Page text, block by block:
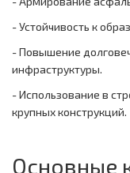
- Устойчивость к
- Повышение
инфраструктуры.
- Использование в
крупных конструкций.
Основные